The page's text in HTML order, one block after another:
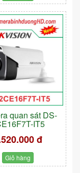
quan sát DS-
IT5
đ
Giỏ hàng